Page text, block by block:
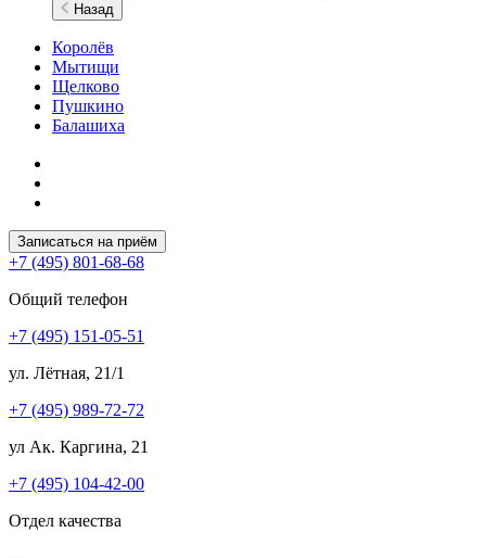
Назад
Королёв
Мытищи
Щелково
Пушкино
Балашиха
Записаться на приём
+7 (495) 801-68-68
Общий телефон
+7 (495) 151-05-51
ул. Лётная, 21/1
+7 (495) 989-72-72
ул Ак. Каргина, 21
+7 (495) 104-42-00
Отдел качества